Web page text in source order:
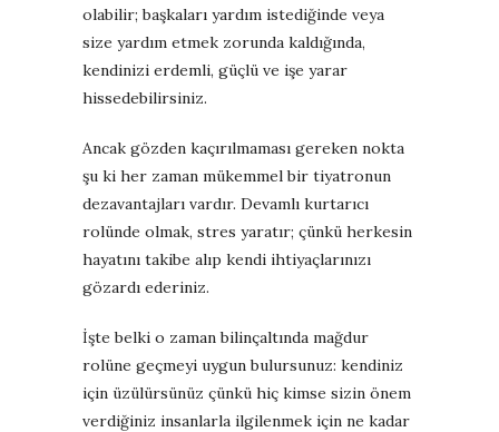
olabilir;başkaları yardım istediğinde veya
size yardım etmek zorunda kaldığında,
kendinizi erdemli, güçlü ve işe yarar
hissedebilirsiniz.
Ancak gözden kaçırılmaması gereken nokta
şu ki her zaman mükemmel bir tiyatronun
dezavantajları vardır. Devamlı kurtarıcı
rolünde olmak, stres yaratır; çünkü herkesin
hayatını takibe alıp kendi ihtiyaçlarınızı
gözardı ederiniz.
İşte belki o zaman bilinçaltında mağdur
rolüne geçmeyi uygun bulursunuz: kendiniz
için üzülürsünüz çünkü hiç kimse sizin önem
verdiğiniz insanlarla ilgilenmek için ne kadar